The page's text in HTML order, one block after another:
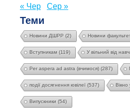
« Чер
Сер »
Теми
Новини ДШРР (2) Новини
Вступникам (119) У вільний від
Per aspera ad astra (вчимося) (287)
події досягнення ювілеї (537) Вікно
Випускники (54)